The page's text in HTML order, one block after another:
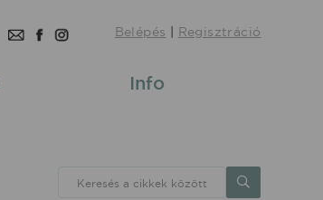
Belépés | Regisztráció
Info
Keresés a cikkek között